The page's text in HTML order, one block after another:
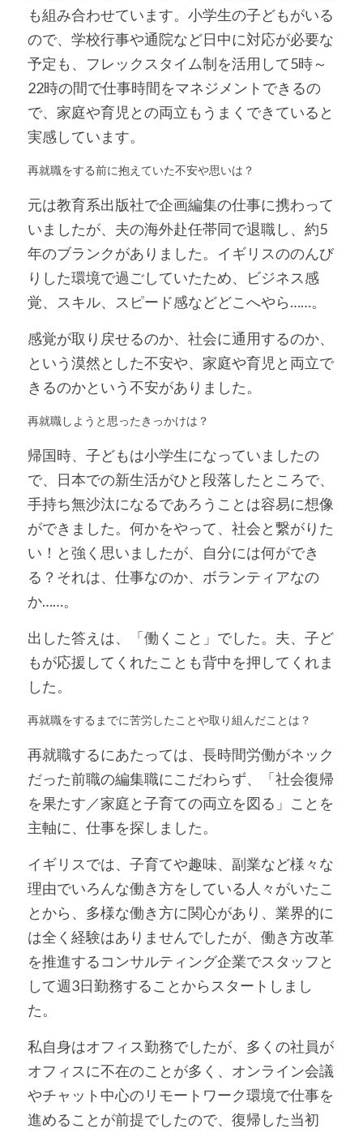
も組み合わせています。小学生の子どもがいる
ので、学校行事や通院など日中に対応が必要な
予定も、フレックスタイム制を活用して5時～
22時の間で仕事時間をマネジメントできるの
で、家庭や育児との両立もうまくできていると
実感しています。
再就職をする前に抱えていた不安や思いは？
元は教育系出版社で企画編集の仕事に携わって
いましたが、夫の海外赴任帯同で退職し、約5
年のブランクがありました。イギリスののんび
りした環境で過ごしていたため、ビジネス感
覚、スキル、スピード感などどこへやら……。
感覚が取り戻せるのか、社会に通用するのか、
という漠然とした不安や、家庭や育児と両立で
きるのかという不安がありました。
再就職しようと思ったきっかけは？
帰国時、子どもは小学生になっていましたの
で、日本での新生活がひと段落したところで、
手持ち無沙汰になるであろうことは容易に想像
ができました。何かをやって、社会と繋がりた
い！と強く思いましたが、自分には何ができ
る？それは、仕事なのか、ボランティアなの
か……。
出した答えは、「働くこと」でした。夫、子ど
もが応援してくれたことも背中を押してくれま
した。
再就職をするまでに苦労したことや取り組んだことは？
再就職するにあたっては、長時間労働がネック
だった前職の編集職にこだわらず、「社会復帰
を果たす／家庭と子育ての両立を図る」ことを
主軸に、仕事を探しました。
イギリスでは、子育てや趣味、副業など様々な
理由でいろんな働き方をしている人々がいたこ
とから、多様な働き方に関心があり、業界的に
は全く経験はありませんでしたが、働き方改革
を推進するコンサルティング企業でスタッフと
して週3日勤務することからスタートしまし
た。
私自身はオフィス勤務でしたが、多くの社員が
オフィスに不在のことが多く、オンライン会議
やチャット中心のリモートワーク環境で仕事を
進めることが前提でしたので、復帰した当初